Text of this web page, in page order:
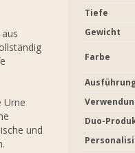
Urne
und
Tiefe
Gewicht
Farbe
Duo-